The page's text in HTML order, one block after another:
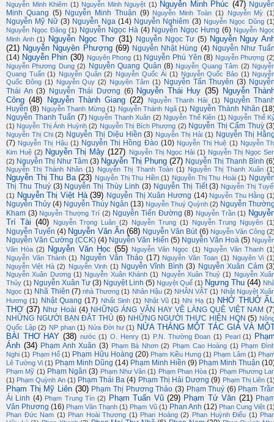
Nguyễn Minh Khiêm (1) Nguyễn Minh Nguyệt (1) Nguyễn Minh Phúc (47)
Minh Quang (5) Nguyễn Minh Thuận (9) Nguyễn Minh Toàn (1) Nguyễn Mỳ
Nguyễn Mỹ Nữ (3) Nguyễn Nga (14) Nguyễn Nghiêm (3) Nguyễn Ngọc Dũng
Nguyễn Ngọc Đặng (1) Nguyễn Ngọc Hà (4) Nguyễn Ngọc Hưng (6) Nguyễn
Minh Anh (1) Nguyễn Ngọc Thơ (31) Nguyễn Ngọc Tư (5) Nguyễn Nguy
(21) Nguyễn Nguyên Phượng (69) Nguyễn Nhật Hùng (4) Nguyễn Như
(14) Nguyễn Phin (30) Nguyên Phong (1) Nguyễn Phú Yên (8) Nguyễn Phượng
Nguyễn Phương Dung (2) Nguyễn Quang Quân (8) Nguyễn Quang Tâm (2)
Quang Tuấn (1) Nguyễn Quân (2) Nguyễn Quốc Ái (1) Nguyễn Quốc Bảo (1)
Quốc Đông (1) Nguyễn Quy (2) Nguyên Tâm (1) Nguyễn Tấn Thuyên (3)
Thái An (3) Nguyễn Thái Dương (6) Nguyễn Thái Huy (35)
Nguyễn
Công (48) Nguyễn Thành Giang (22) Nguyễn Thanh Hải (1)
Nguyễn
Huyền (8) Nguyễn Thanh Mừng (1) Nguyễn Thánh Ngã (1) Nguyễn Thành Nhân
Nguyễn Thanh Tuấn (7) Nguyễn Thanh Xuân (2) Nguyễn Thế Kiên (1) Nguyễn Thế
(1) Nguyễn Thị Ánh Huỳnh (2) Nguyễn Thị Bích Phượng (2) Nguyễn Thị Cẩm Thuỳ
Nguyễn Thị Chi (2) Nguyễn Thị Diệu Hiền (3) Nguyễn Thị Hải (1) Nguyễn Thị
(7) Nguyễn Thị Hậu (1) Nguyễn Thị Hồng Đào (10) Nguyễn Thị Huệ (1) Nguyễn
Kim Huệ (2) Nguyễn Thị Mây (127) Nguyễn Thị Ngọc Hải (1) Nguyễn Thị Ngọc
(2) Nguyễn Thị Như Tâm (3) Nguyễn Thị Phụng (27) Nguyễn Thị Thanh Bình
Nguyễn Thị Thành Nhân (1) Nguyễn Thị Thanh Toàn (1) Nguyễn Thị Thanh Xuân
Nguyễn Thị Thu Ba (23) Nguyễn Thị Thu Hiền (1) Nguyễn Thị Thu Hoài (1)
Thị Thu Thuý (3) Nguyễn Thị Thùy Linh (3) Nguyễn Thị Tiết (3) Nguyễn Thị
(1) Nguyễn Thị Việt Hà (39) Nguyễn Thị Xuân Hương (14) Nguyễn Thu Hằng
Nguyễn Thủy (4) Nguyễn Thúy Ngân (13) Nguyễn Thuý Quỳnh (2) Nguyễn
Kham (3) Nguyễn Thượng Trí (2) Nguyễn Tiến Đường (8) Nguyễn Trần (1)
Trí Tài (40) Nguyễn Trọng Luân (2) Nguyễn Trung (1) Nguyễn Trung Nguyên
Nguyễn Tuyển (4) Nguyễn Văn Ân (68) Nguyễn Văn Bút (6) Nguyễn Văn Công
Nguyễn Văn Cường (CCK) (4) Nguyễn Văn Hiến (5) Nguyễn Văn Hoà (5)
Văn Hòa (2) Nguyễn Văn Học (55) Nguyễn Văn Ngọc (1) Nguyễn Văn Thanh
Nguyễn Văn Thành (1) Nguyễn Văn Thảo (17) Nguyễn Văn Toan (1) Nguyên Vi
Nguyễn Việt Hà (2) Nguyễn Vinh (1) Nguyễn Vĩnh Bình (3) Nguyễn Xuân Cảm
Nguyễn Xuân Dương (1) Nguyễn Xuân Khánh (1) Nguyễn Xuân Thuỷ (1) Nguyễn
Thủy (1) Nguyễn Xuân Tư (3) Nguyệt Linh (5) Nguyệt Quế (1) Ngưng Thu (44)
Ngọc (1) Nhã Thiên (7) nhà Thương (1) Nhân Hậu (2) NHÂN VẬT (1) Nhật Nguyệt
Hương (1) Nhật Quang (17) Nhất Sinh (1) Nhật Vũ (1) Nhi Hạ (1) NHỚ THUỞ
THƠ (37) Như Hoài (4) NHỮNG ÁNG VĂN HAY VỀ LÀNG QUÊ VIỆT NAM
NHỮNG NGƯỜI BẠN ĐÂT THỦ (6) NHỮNG NGƯỜI THỰC HIỆN HQN (5)
Quốc Lập (2) NP phan (1) Nửa Đời hư (1) NỬA THÁNG MỘT TÁC GIẢ VÀ
BÀI THƠ HAY (38) nước (1) O. Henry (1) P.N. Thường Đoan (1) Pearl (1)
Ánh (34) Phạm Anh Xuân (3) Phạm Bá Nhơn (2) Phạm Cao Hoàng (1) Phạm
Nghi (1) Phạm Hổ (1) Phạm Hữu Hoàng (20) Phạm Kiều Hưng (1) Phạm Lâm (1)
Lê Tường Vi (1) Phạm Minh Dũng (14) Phạm Minh Hiền (9) Phạm Minh Thuận
Phạm Mỹ (1) Phạm Ngân (3) Phạm Như Vân (1) Phạm Phan Hòa (1) Phạm Phương
(1) Phạm Quỳnh An (1) Phạm Thái Ba (4) Phạm Thị Hải Dương (9) Phạm Thị Liên
Phạm Thị Mỹ Liên (30) Phạm Thị Phương Thảo (3) Phạm Thuý (6) Phạm
Ái Linh (4) Phạm Trung Tín (2) Phạm Tuấn Vũ (29) Phạm Tử Văn (21)
Văn Phương (16) Phạm Văn Thạnh (1) Phạm Vũ (1) Phan Anh (12) Phan Cung Việt
Phan Đức Nam (1) Phan Hoài Thương (1) Phan Hoàng (2) Phan Huỳnh Điểu (1)